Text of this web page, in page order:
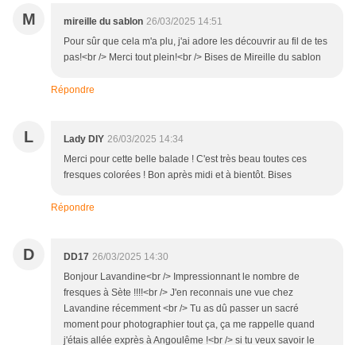
M mireille du sablon 26/03/2025 14:51
Pour sûr que cela m'a plu, j'ai adore les découvrir au fil de tes
pas!<br /> Merci tout plein!<br /> Bises de Mireille du sablon
Répondre
L Lady DIY 26/03/2025 14:34
Merci pour cette belle balade ! C'est très beau toutes ces
fresques colorées ! Bon après midi et à bientôt. Bises
Répondre
D DD17 26/03/2025 14:30
Bonjour Lavandine<br /> Impressionnant le nombre de
fresques à Sète !!!!<br /> J'en reconnais une vue chez
Lavandine récemment <br /> Tu as dû passer un sacré
moment pour photographier tout ça, ça me rappelle quand
j'étais allée exprès à Angoulême !<br /> si tu veux savoir le